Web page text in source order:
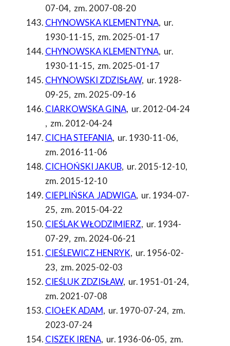
07-04, zm. 2007-08-20
CHYNOWSKA KLEMENTYNA, ur.
1930-11-15, zm. 2025-01-17
CHYNOWSKA KLEMENTYNA, ur.
1930-11-15, zm. 2025-01-17
CHYNOWSKI ZDZISŁAW, ur. 1928-
09-25, zm. 2025-09-16
CIARKOWSKA GINA, ur. 2012-04-24
, zm. 2012-04-24
CICHA STEFANIA, ur. 1930-11-06,
zm. 2016-11-06
CICHOŃSKI JAKUB, ur. 2015-12-10,
zm. 2015-12-10
CIEPLIŃSKA JADWIGA, ur. 1934-07-
25, zm. 2015-04-22
CIEŚLAK WŁODZIMIERZ, ur. 1934-
07-29, zm. 2024-06-21
CIEŚLEWICZ HENRYK, ur. 1956-02-
23, zm. 2025-02-03
CIEŚLUK ZDZISŁAW, ur. 1951-01-24,
zm. 2021-07-08
CIOŁEK ADAM, ur. 1970-07-24, zm.
2023-07-24
CISZEK IRENA, ur. 1936-06-05, zm.